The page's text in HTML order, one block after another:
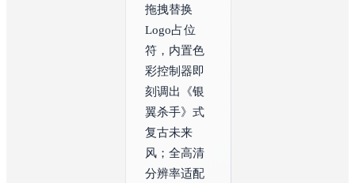
拖拽替换
Logo占位
符，内置色
彩控制器即
刻调出《银
翼杀手》式
复古未来
风；全高清
分辨率适配